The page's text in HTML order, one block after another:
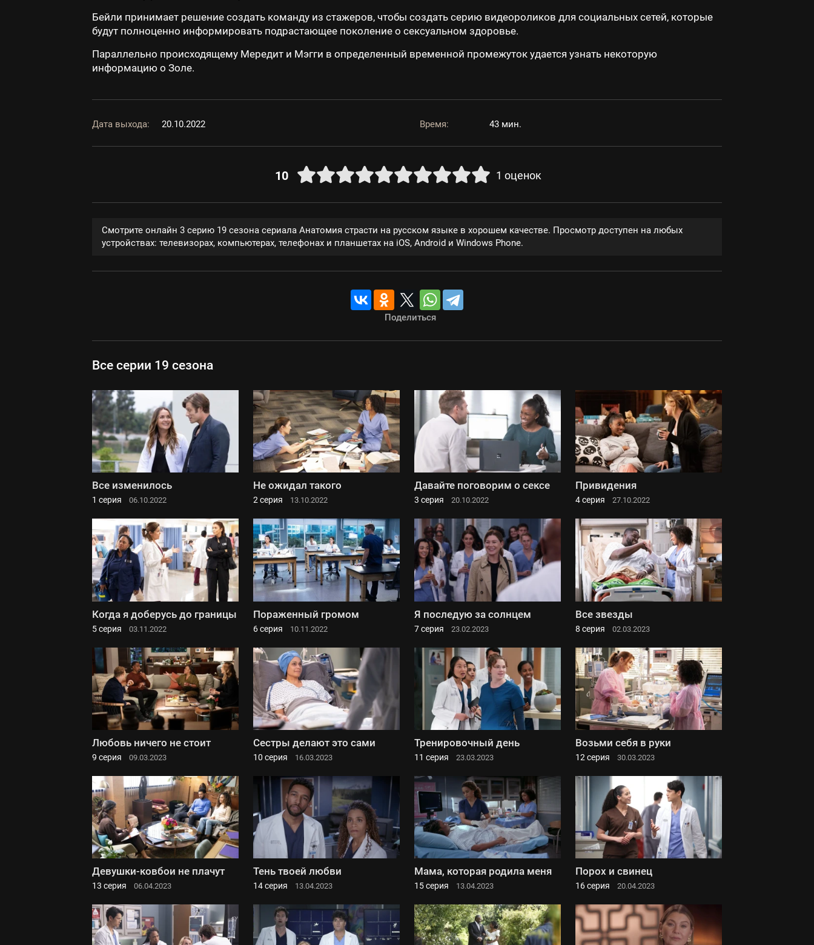
Бейли принимает решение создать команду из стажеров, чтобы создать серию видеороликов для социальных сетей, которые
будут полноценно информировать подрастающее поколение о сексуальном здоровье.
Параллельно происходящему Мередит и Мэгги в определенный временной промежуток удается узнать некоторую
информацию о Золе.
Дата выхода: 20.10.2022 Время: 43 мин.
10 1 оценок
Смотрите онлайн 3 серию 19 сезона сериала Анатомия страсти на русском языке в хорошем качестве. Просмотр доступен на любых
устройствах: телевизорах, компьютерах, телефонах и планшетах на iOS, Android и Windows Phone.
Поделиться
Все серии 19 сезона
Все изменилось
1 серия 06.10.2022
Не ожидал такого
2 серия 13.10.2022
Давайте поговорим о сексе
3 серия 20.10.2022
Привидения
4 серия 27.10.2022
Когда я доберусь до границы
5 серия 03.11.2022
Пораженный громом
6 серия 10.11.2022
Я последую за солнцем
7 серия 23.02.2023
Все звезды
8 серия 02.03.2023
Любовь ничего не стоит
9 серия 09.03.2023
Сестры делают это сами
10 серия 16.03.2023
Тренировочный день
11 серия 23.03.2023
Возьми себя в руки
12 серия 30.03.2023
Девушки-ковбои не плачут
13 серия 06.04.2023
Тень твоей любви
14 серия 13.04.2023
Мама, которая родила меня
15 серия 13.04.2023
Порох и свинец
16 серия 20.04.2023